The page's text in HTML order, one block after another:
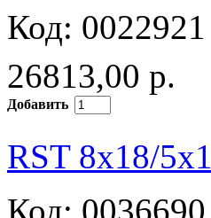
Код: 0022921
26813,00 р.
Добавить
RST 8x18/